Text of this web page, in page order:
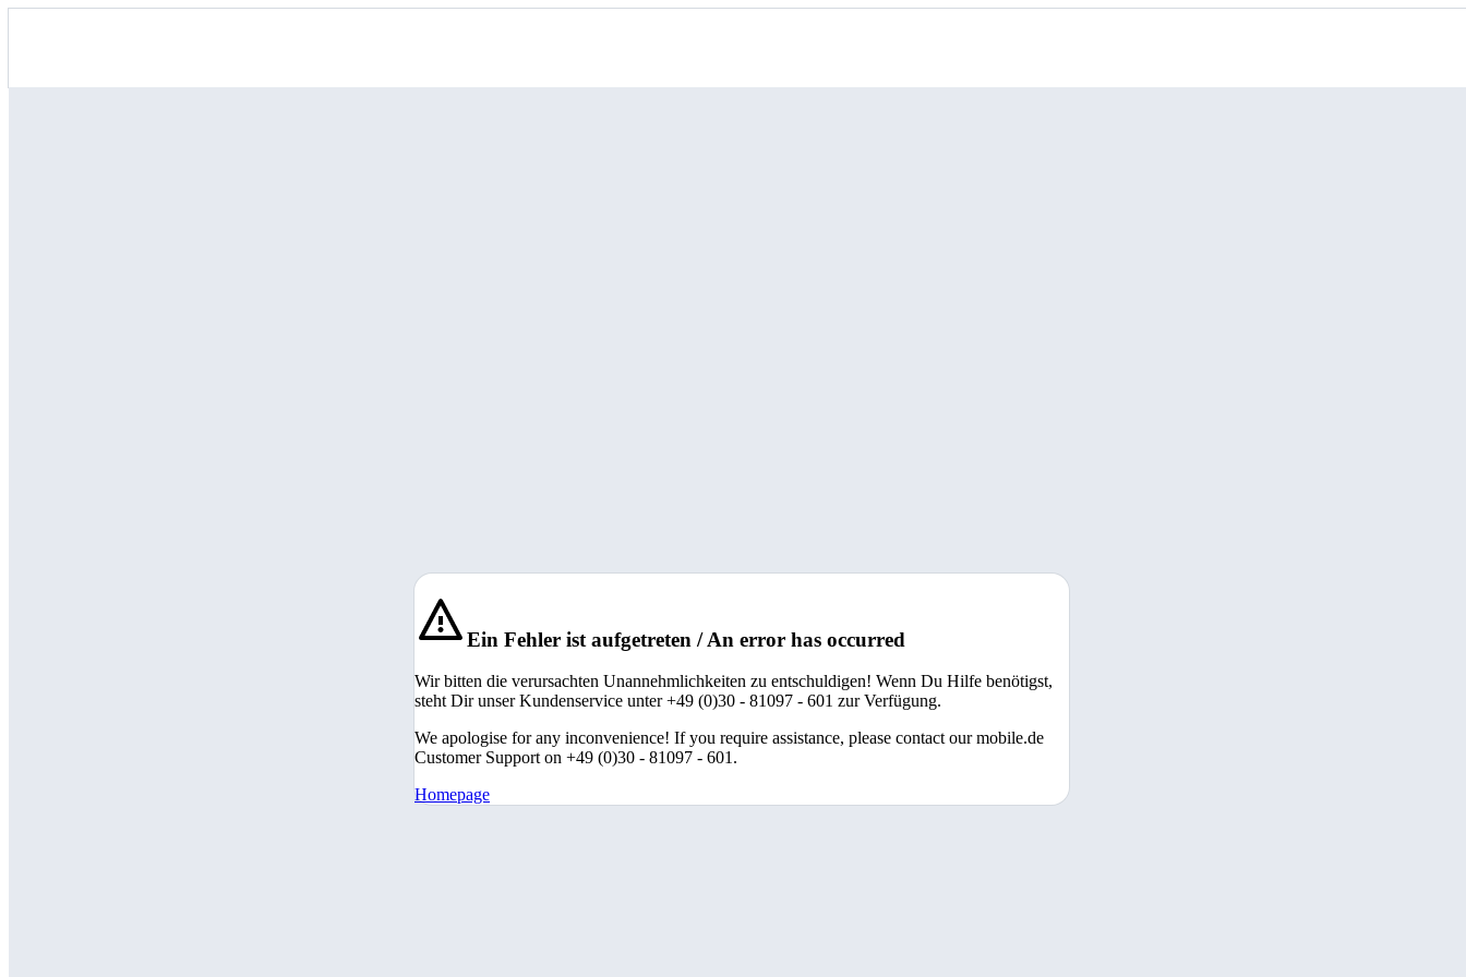
Ein Fehler ist aufgetreten / An error has occurred
Wir bitten die verursachten Unannehmlichkeiten zu entschuldigen! Wenn Du Hilfe benötigst,
steht Dir unser Kundenservice unter +49 (0)30 - 81097 - 601 zur Verfügung.
We apologise for any inconvenience! If you require assistance, please contact our mobile.de
Customer Support on +49 (0)30 - 81097 - 601.
Homepage